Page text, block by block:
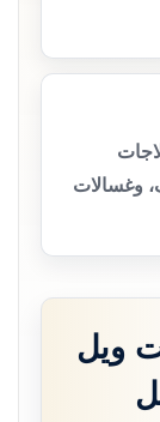
وغسالات
ويل